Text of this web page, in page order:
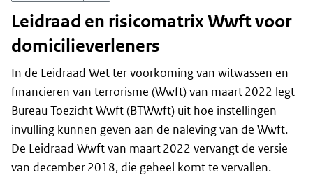
Leidraad en risicomatrix Wwft voor
domicilieverleners
In de Leidraad Wet ter voorkoming van witwassen en
financieren van terrorisme (Wwft) van maart 2022 legt
Bureau Toezicht Wwft (BTWwft) uit hoe instellingen
invulling kunnen geven aan de naleving van de Wwft.
De Leidraad Wwft van maart 2022 vervangt de versie
van december 2018, die geheel komt te vervallen.